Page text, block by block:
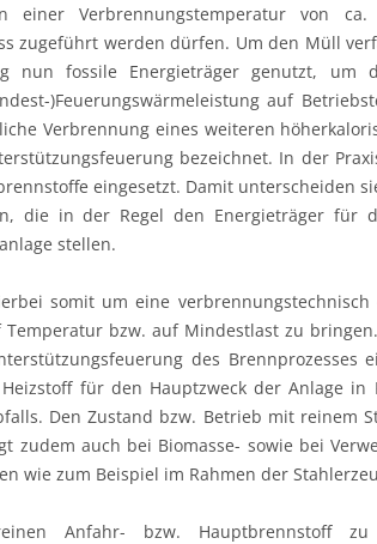
einer Verbrennungstemperatur von
zugeführt werden dürfen. Um den Müll
nun fossile Energieträger genutzt, um
)Feuerungswärmeleistung auf
Verbrennung eines weiteren
bezeichnet. In der
eingesetzt. Damit unterscheiden
die in der Regel den Energieträger für
stellen.
somit um eine
Temperatur bzw. auf Mindestlast zu
des Brennprozesses
für den Hauptzweck der Anlage in
Den Zustand bzw. Betrieb mit reinem
zudem auch bei Biomasse- sowie bei
wie zum Beispiel im Rahmen der
Anfahr- bzw. Hauptbrennstoff